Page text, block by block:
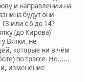
и направлении на
будут они
13 или с 6 до 14?
(до Кирова)
Вятки, не
которые ни в чём
по трассе. Но......
изменение